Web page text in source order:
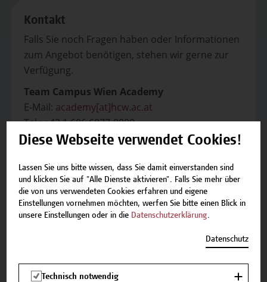
Kontakt
Falls Sie noch Fragen haben oder Informationen
zum Angebot benötigen, stehen wir gerne zur
Verfügung.
Team Campus Wien Academy
E-Mail: academy[at]hcw.ac.at
Tel.: +43 1 606 6877-8800
Beschreibung
Zurück zum Zertifikatsprogramm
Diese Webseite verwendet Cookies!
Lassen Sie uns bitte wissen, dass Sie damit einverstanden sind
und klicken Sie auf "Alle Dienste aktivieren". Falls Sie mehr über
die von uns verwendeten Cookies erfahren und eigene
Einstellungen vornehmen möchten, werfen Sie bitte einen Blick in
unsere Einstellungen oder in die Datenschutzerklärung.
Datenschutz
Technisch notwendig